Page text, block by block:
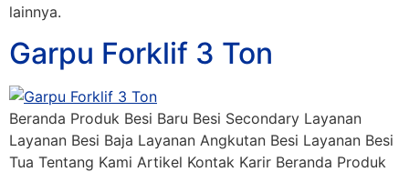
lainnya.
Garpu Forklif 3 Ton
Beranda Produk Besi Baru Besi Secondary Layanan
Layanan Besi Baja Layanan Angkutan Besi Layanan Besi
Tua Tentang Kami Artikel Kontak Karir Beranda Produk